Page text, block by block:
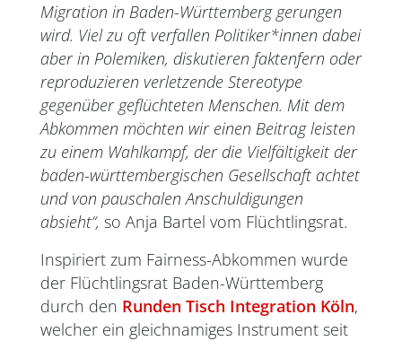
Migration in Baden-Württemberg gerungen
wird. Viel zu oft verfallen Politiker*innen dabei
aber in Polemiken, diskutieren faktenfern oder
reproduzieren verletzende Stereotype
gegenüber geflüchteten Menschen. Mit dem
Abkommen möchten wir einen Beitrag leisten
zu einem Wahlkampf, der die Vielfältigkeit der
baden-württembergischen Gesellschaft achtet
und von pauschalen Anschuldigungen
absieht“, so Anja Bartel vom Flüchtlingsrat.
Inspiriert zum Fairness-Abkommen wurde
der Flüchtlingsrat Baden-Württemberg
durch den Runden Tisch Integration Köln,
welcher ein gleichnamiges Instrument seit